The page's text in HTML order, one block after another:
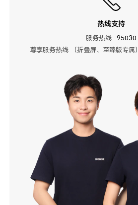
热线支持
服务热线
95030
尊享服务热线 （折叠屏、至臻版专属）